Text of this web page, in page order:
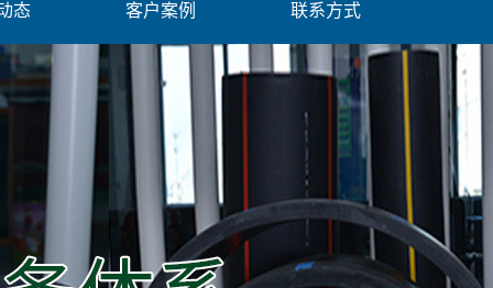
态 客户案例 联系方式